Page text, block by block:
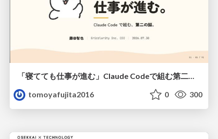
「寝てても仕事が進む」Claude Codeで組む第二の脳
tomoyafujita2016
0 300